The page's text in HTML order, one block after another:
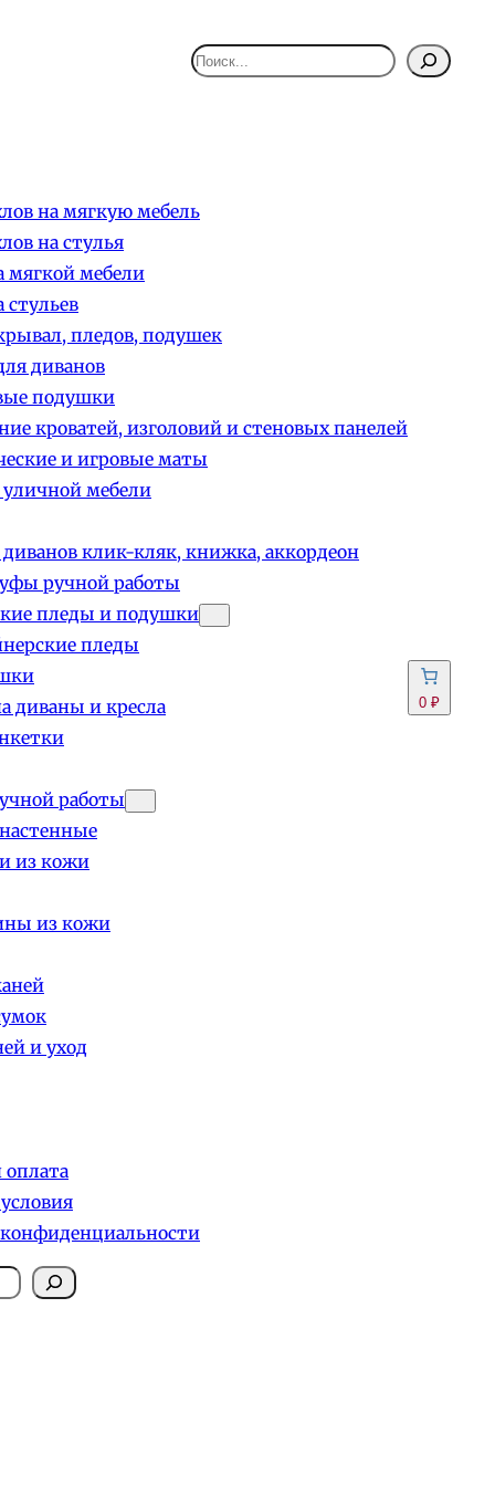
Поиск
на мягкую мебель
на стулья
мягкой мебели
пледов, подушек
диванов
подушки
кроватей, изголовий и стеновых панелей
и игровые маты
мебели
клик-кляк, книжка, аккордеон
ручной работы
пледы и подушки
пледы
диваны и кресла
работы
из кожи
из кожи
и уход
оплата
0 ₽